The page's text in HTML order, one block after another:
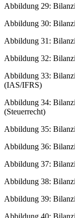
Abbildung 29:
Abbildung 30:
Abbildung 31:
Abbildung 32:
Abbildung 33:
(IAS/IFRS)
Abbildung 34:
(Steuerrecht)
Abbildung 35:
Abbildung 36:
Abbildung 37:
Abbildung 38:
Abbildung 39: